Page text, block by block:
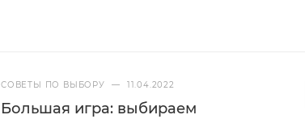
СОВЕТЫ ПО ВЫБОРУ — 11.04.2022
Большая игра: выбираем